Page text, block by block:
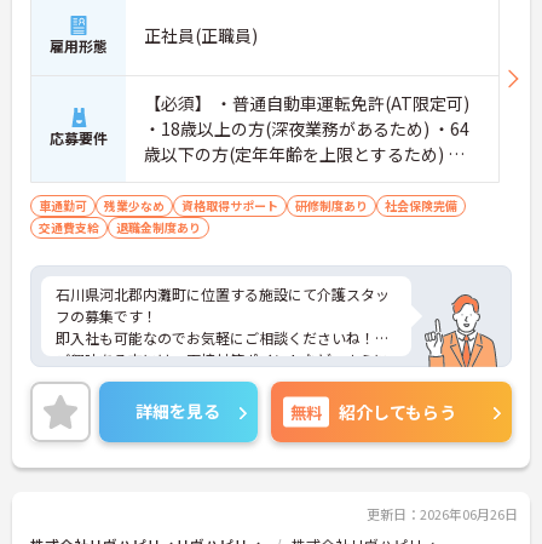
雇用形態 正社員(正職員)
応募要件
【必須】 ・普通自動車運転免許(AT限定可)
・18歳以上の方(深夜業務があるため) ・64
歳以下の方(定年年齢を上限とするため) ※
下記あれば尚可 介護職員初任者研修(ホーム
ヘルパー2級)以上
車通勤可 残業少なめ 資格取得サポート 研修制度あり
社会保険完備
交通費支給
退職金制度あり
石川県河北郡内灘町に位置する施設にて介護スタッ
フの募集です！
即入社も可能なのでお気軽にご相談くださいね！
ご興味ある方には、面接対策ポイントなど、さらに
詳細をお話しいたしますのでお気軽にご相談くださ
い！
詳細を見る 無料 紹介してもらう
更新日：2026年06月26日